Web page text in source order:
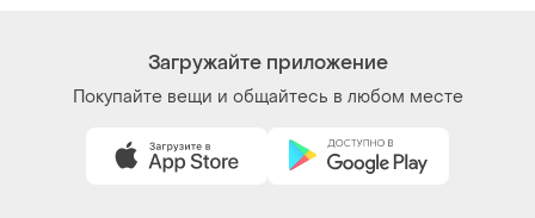
Загружайте приложение
Покупайте вещи и общайтесь в любом месте